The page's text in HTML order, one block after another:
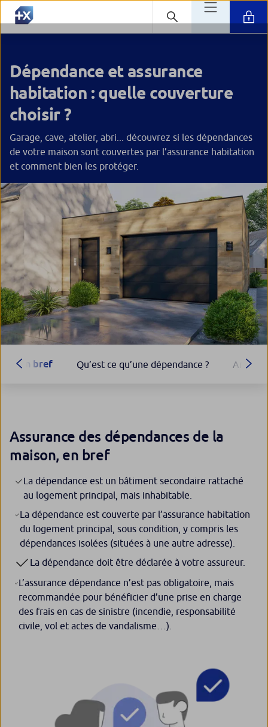
Dépendance et assurance
habitation : quelle couverture
choisir ?
Garage, cave, atelier, abri... découvrez si les dépendances
de votre maison sont couvertes par l’assurance habitation
et comment bien les protéger.
En bref Qu’est ce qu’une dépendance ? Annexe
Assurance des dépendances de la
maison, en bref
La dépendance est un bâtiment secondaire rattaché
au logement principal, mais inhabitable.
La dépendance est couverte par l’assurance habitation
du logement principal, sous condition, y compris les
dépendances isolées (situées à une autre adresse).
La dépendance doit être déclarée à votre assureur.
L’assurance dépendance n’est pas obligatoire, mais
recommandée pour bénéficier d’une prise en charge
des frais en cas de sinistre (incendie, responsabilité
civile, vol et actes de vandalisme…).